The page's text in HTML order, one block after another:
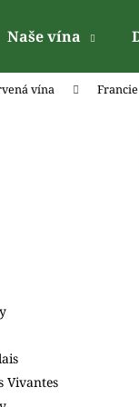
Naše vína
vína Francie
Vivantes